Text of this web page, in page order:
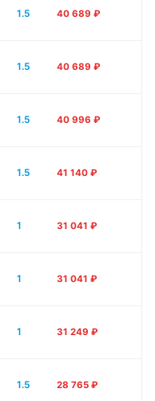
1.5 40 689 ₽
1.5 40 689 ₽
1.5 40 996 ₽
1.5 41 140 ₽
1 31 041 ₽
1 31 041 ₽
1 31 249 ₽
1.5 28 765 ₽